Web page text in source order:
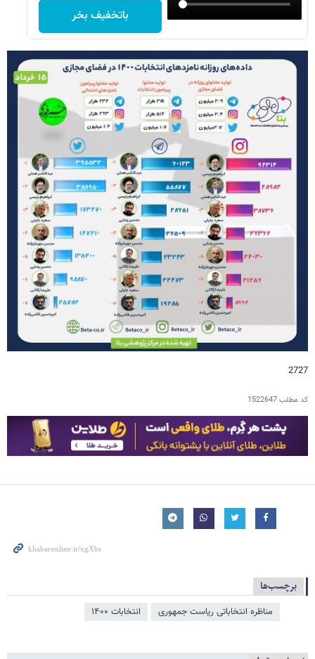
باتخفیف بخر
2727
کد مطلب1522647
برچسب‌ها
مناظره انتخاباتی ریاست جمهوری انتخابات ۱۴۰۰